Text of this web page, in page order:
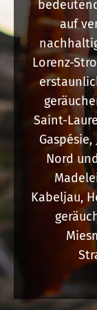
auf
Lorenz-
Saint-
Nord
Kabeljau,